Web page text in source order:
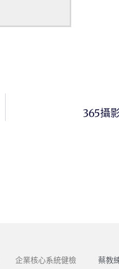
365攝
企業核心系統健檢 蔡教